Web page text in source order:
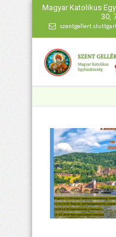
Magyar Katolikus
30,